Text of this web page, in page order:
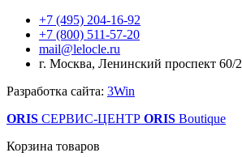
+7 (495) 204-16-92
+7 (800) 511-57-20
mail@lelocle.ru
г. Москва, Ленинский проспект 60/2
Разработка сайта: 3Win
ORIS СЕРВИС-ЦЕНТР ORIS Boutique
Корзина товаров